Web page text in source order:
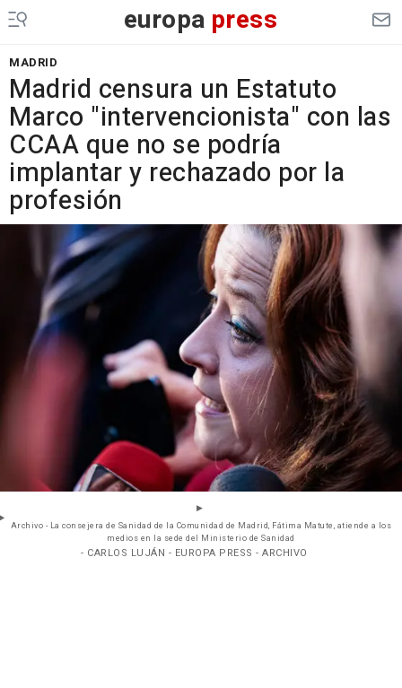
europa press
MADRID
Madrid censura un Estatuto
Marco "intervencionista" con las
CCAA que no se podría
implantar y rechazado por la
profesión
Archivo - La consejera de Sanidad de la Comunidad de Madrid, Fátima Matute, atiende a los
medios en la sede del Ministerio de Sanidad
- CARLOS LUJÁN - EUROPA PRESS - ARCHIVO